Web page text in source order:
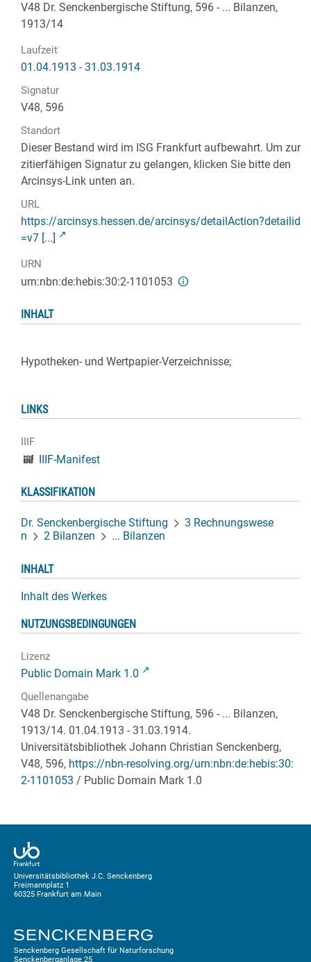
V48 Dr. Senckenbergische Stiftung, 596 - ... Bilanzen,
1913/14
Laufzeit
01.04.1913 - 31.03.1914
Signatur
V48, 596
Standort
Dieser Bestand wird im ISG Frankfurt aufbewahrt. Um zur
zitierfähigen Signatur zu gelangen, klicken Sie bitte den
Arcinsys-Link unten an.
URL
https://arcinsys.hessen.de/arcinsys/detailAction?detailid
=v7 [...]
URN
urn:nbn:de:hebis:30:2-1101053
INHALT
Hypotheken- und Wertpapier-Verzeichnisse;
LINKS
IIIF
IIIF-Manifest
KLASSIFIKATION
Dr. Senckenbergische Stiftung
3 Rechnungswese
n
2 Bilanzen ... Bilanzen
INHALT
Inhalt des Werkes
NUTZUNGSBEDINGUNGEN
Lizenz
Public Domain Mark 1.0
Quellenangabe
V48 Dr. Senckenbergische Stiftung, 596 - ... Bilanzen,
1913/14. 01.04.1913 - 31.03.1914.
Universitätsbibliothek Johann Christian Senckenberg,
V48, 596, https://nbn-resolving.org/urn:nbn:de:hebis:30:
2-1101053 / Public Domain Mark 1.0
Universitätsbibliothek J.C. Senckenberg
Freimannplatz 1
60325 Frankfurt am Main
Senckenberg Gesellschaft für Naturforschung
Senckenberganlage 25